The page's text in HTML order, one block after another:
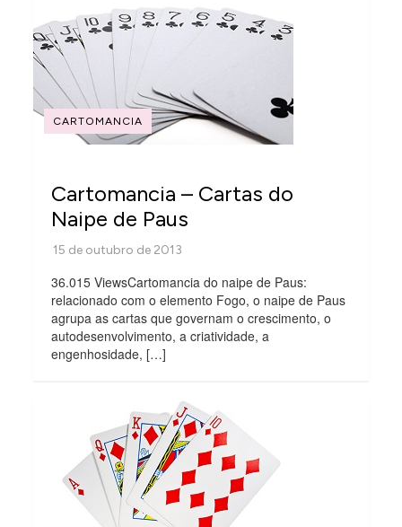
CARTOMANCIA
Cartomancia – Cartas do
Naipe de Paus
36.015 ViewsCartomancia do naipe de Paus:
relacionado com o elemento Fogo, o naipe de Paus
agrupa as cartas que governam o crescimento, o
autodesenvolvimento, a criatividade, a
engenhosidade, […]